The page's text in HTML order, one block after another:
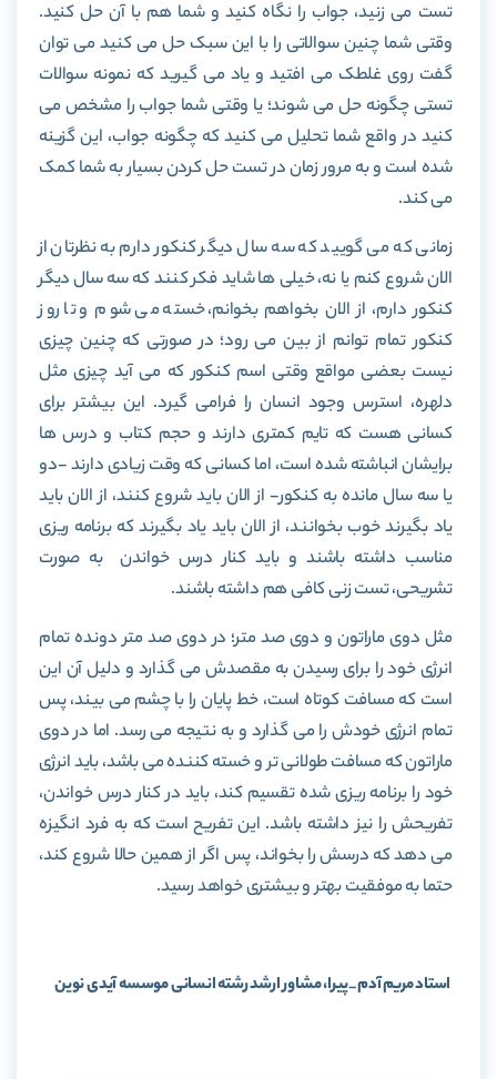
تست می زنید، جواب را نگاه کنید و شما هم با آن حل کنید.
وقتی شما چنین سوالاتی را با این سبک حل می کنید می توان
گفت روی غلطک می افتید و یاد می گیرید که نمونه سوالات
تستی چگونه حل می شوند؛ یا وقتی شما جواب را مشخص می
کنید در واقع شما تحلیل می کنید که چگونه جواب، این گزینه
شده است و به مرور زمان در تست حل کردن بسیار به شما کمک
می کند.
زمانی که می گویید که سه سال دیگر کنکور دارم به نظرتان از
الان شروع کنم یا نه، خیلی ها شاید فکر کنند که سه سال دیگر
کنکور دارم، از الان بخواهم بخوانم،خسته می شوم و تا روز
کنکور تمام توانم از بین می رود؛ در صورتی که چنین چیزی
نیست بعضی مواقع وقتی اسم کنکور که می آید چیزی مثل
دلهره، استرس وجود انسان را فرامی گیرد. این بیشتر برای
کسانی هست که تایم کمتری دارند و حجم کتاب و درس ها
برایشان انباشته شده است، اما کسانی که وقت زیادی دارند -دو
یا سه سال مانده به کنکور- از الان باید شروع کنند، از الان باید
یاد بگیرند خوب بخوانند، از الان باید یاد بگیرند که برنامه ریزی
مناسب داشته باشند و باید کنار درس خواندن به صورت
تشریحی، تست زنی کافی هم داشته باشند.
مثل دوی ماراتون و دوی صد متر؛ در دوی صد متر دونده تمام
انرژی خود را برای رسیدن به مقصدش می گذارد و دلیل آن این
است که مسافت کوتاه است، خط پایان را با چشم می بیند، پس
تمام انرژی خودش را می گذارد و به نتیجه می رسد. اما در دوی
ماراتون که مسافت طولانی تر و خسته کننده می باشد، باید انرژی
خود را برنامه ریزی شده تقسیم کند، باید در کنار درس خواندن،
تفریحش را نیز داشته باشد. این تفریح است که به فرد انگیزه
می دهد که درسش را بخواند، پس اگر از همین حالا شروع کند،
حتما به موفقیت بهتر و بیشتری خواهد رسید.
استاد مریم آدم_پیرا، مشاور ارشد رشته انسانی موسسه آیدی نوین